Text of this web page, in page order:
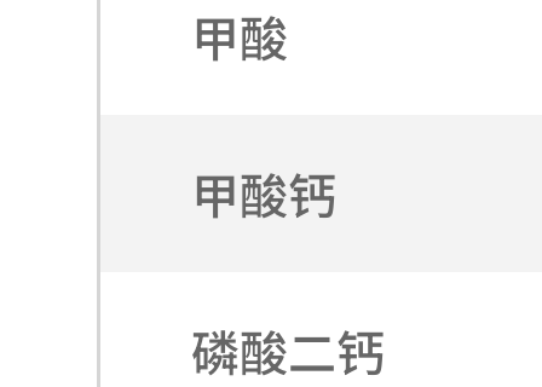
甲酸
甲酸钙
磷酸二钙